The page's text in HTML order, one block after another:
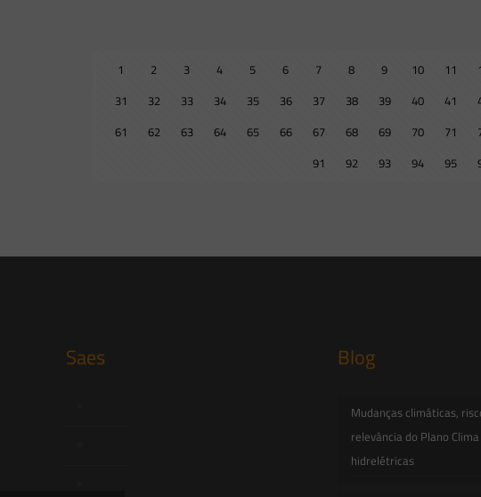
1 2 3 4 5 6 7 8 9 10 11
31
32 33 34 35 36 37 38 39 40 41
61
62 63 64 65 66 67 68 69 70 71
91
92 93 94 95
Saes Blog
Mudanças climáticas,
relevância do Plano
hidrelétricas